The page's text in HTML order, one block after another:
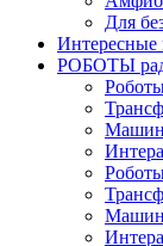
Для
Интересные
РОБОТЫ